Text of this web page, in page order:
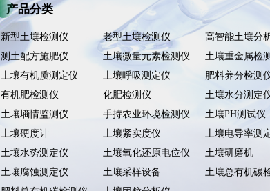
产品分类
新型土壤检测仪 老型土壤检测仪
高智能土壤分
测土配方施肥仪
土壤微量元素检测仪
土壤重金属检
土壤有机质测定仪
土壤呼吸测定仪
肥料养分检测
有机肥检测仪
化肥检测仪
土壤水分测定
土壤墒情监测仪
手持农业环境检测仪
土壤PH测试仪
土壤硬度计
土壤紧实度仪
土壤电导率测
土壤水势测定仪
土壤氧化还原电位仪
土壤研磨机
土壤腐蚀测定仪
土壤采样设备
土壤总有机碳